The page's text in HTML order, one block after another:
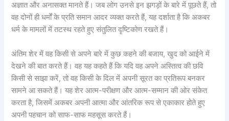
अज्ञात और अनासक्त मानते हैं। जब लोग उनसे इन झगड़ों के बारे में पूछते हैं, तो
वह दोनों ही धर्मों के प्रति समान आदर व्यक्त करते हैं, यह दर्शाता है कि अकबर
धर्म के मामलों में तटस्थ रहते हुए संतुलित दृष्टिकोण रखते हैं।
अंतिम शेर में वह किसी से अपने बारे में कुछ कहने की बजाय, खुद को आईने में
देखने की बात करते हैं। वह यह कहते हैं कि यदि वह अपने अस्तित्व की छवि
किसी से साझा करें, तो वह किसी के दिल में अपनी सूरत का प्रतिरूप बनकर
सामने आ सकते हैं। यह शेर आत्म-परीक्षण और आत्म-सम्मान की ओर संकेत
करता है, जिसमें अकबर अपनी आत्मा और आंतरिक रूप से एकाकार होते हुए
अपनी पहचान को साफ-साफ महसूस करते हैं।